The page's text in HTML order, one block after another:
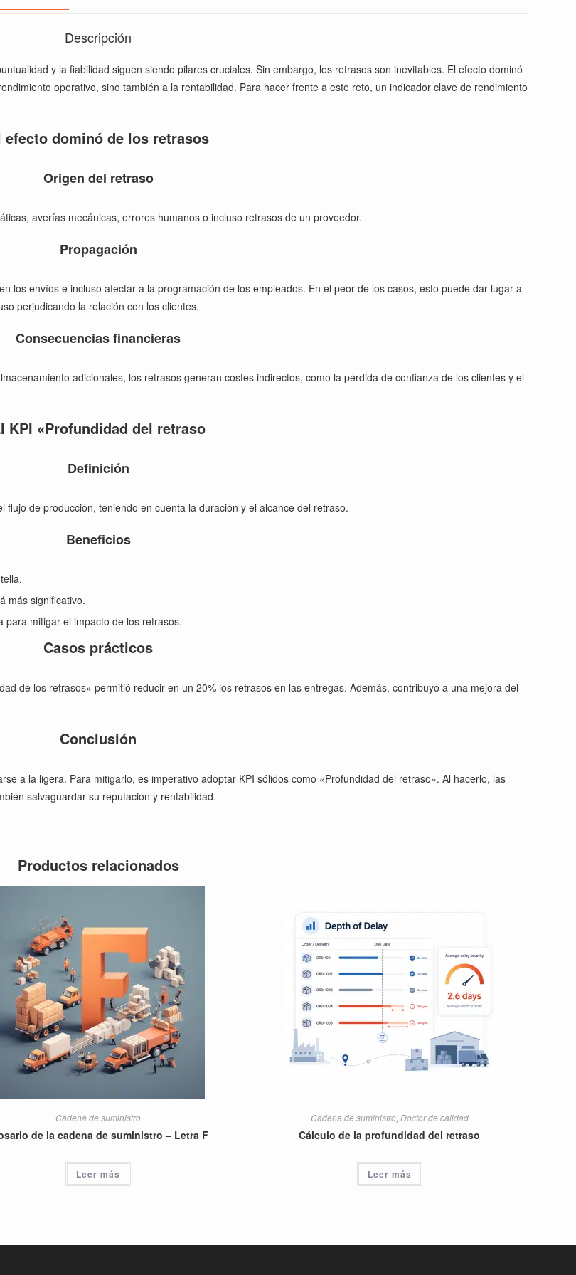
Descripción
y la fiabilidad siguen siendo pilares cruciales. Sin embargo, los retrasos son inevitables. El efecto dominó
operativo, sino también a la rentabilidad. Para hacer frente a este reto, un indicador clave de rendimiento
efecto dominó de los retrasos
Origen del retraso
averías mecánicas, errores humanos o incluso retrasos de un proveedor.
Propagación
los envíos e incluso afectar a la programación de los empleados. En el peor de los casos, esto puede dar lugar a
perjudicando la relación con los clientes.
Consecuencias financieras
adicionales, los retrasos generan costes indirectos, como la pérdida de confianza de los clientes y el
KPI «Profundidad del retraso
Definición
de producción, teniendo en cuenta la duración y el alcance del retraso.
Beneficios
más significativo.
mitigar el impacto de los retrasos.
Casos prácticos
de los retrasos» permitió reducir en un 20% los retrasos en las entregas. Además, contribuyó a una mejora del
Conclusión
a la ligera. Para mitigarlo, es imperativo adoptar KPI sólidos como «Profundidad del retraso». Al hacerlo, las
salvaguardar su reputación y rentabilidad.
Productos relacionados
Cadena de suministro
de la cadena de suministro – Letra F
Leer más
Cadena de suministro, Doctor de calidad
Cálculo de la profundidad del retraso
Leer más